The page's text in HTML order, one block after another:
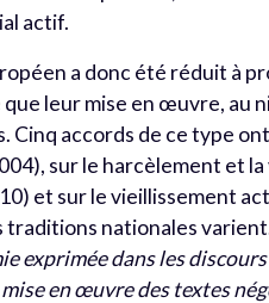
actif.
a donc été réduit à
leur mise en œuvre, au
accords de ce type
sur le harcèlement et
et sur le vieillissement
traditions nationales
exprimée dans les
en œuvre des textes